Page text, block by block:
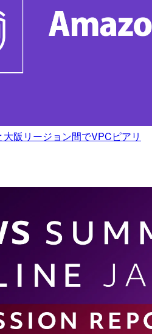
大阪リージョン間でVPCピアリ